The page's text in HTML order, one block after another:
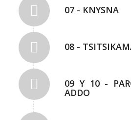
07 - KNYSNA
08 -
09 Y 10 -
ADDO